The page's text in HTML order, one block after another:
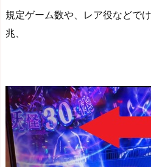
規定ゲーム数や、レア役などで
兆、